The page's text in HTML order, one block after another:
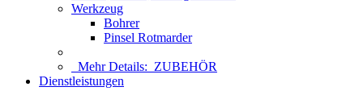
Werkzeug
Bohrer
Pinsel Rotmarder
Mehr Details: ZUBEHÖR
Dienstleistungen